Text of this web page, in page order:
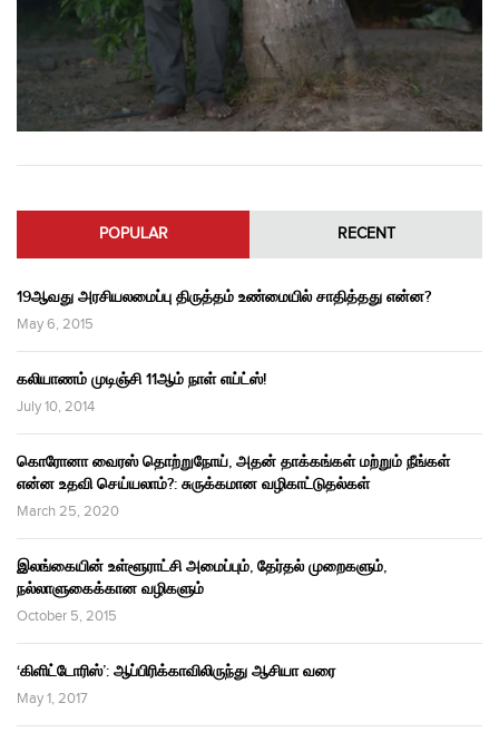
POPULAR RECENT
19ஆவது அரசியலமைப்பு திருத்தம் உண்மையில் சாதித்தது என்ன?
May 6, 2015
கலியாணம் முடிஞ்சி 11ஆம் நாள் எய்ட்ஸ்!
July 10, 2014
கொரோனா வைரஸ் தொற்றுநோய், அதன் தாக்கங்கள் மற்றும் நீங்கள்
என்ன உதவி செய்யலாம்?: சுருக்கமான வழிகாட்டுதல்கள்
March 25, 2020
இலங்கையின் உள்ளூராட்சி அமைப்பும், தேர்தல் முறைகளும்,
நல்லாளுகைக்கான வழிகளும்
October 5, 2015
‘கிளிட்டோரிஸ்’: ஆப்பிரிக்காவிலிருந்து ஆசியா வரை
May 1, 2017